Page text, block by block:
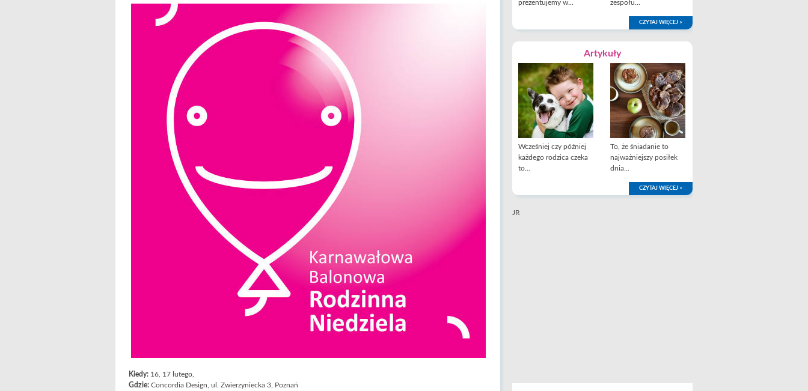
Kiedy: 16, 17 lutego,
Gdzie: Concordia Design, ul. Zwierzyniecka 3, Poznań
prezentujemy w...
zespołu...
CZYTAJ WIĘCEJ >
Artykuły
Wcześniej czy później
każdego rodzica czeka
to...
To, że śniadanie to
najważniejszy posiłek
dnia...
CZYTAJ WIĘCEJ >
JR